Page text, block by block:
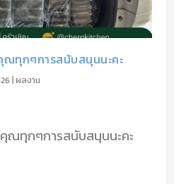
ทุกๆการสนับสนุนนะคะ
|ผลงาน
ณทุกๆการสนับสนุนนะคะ